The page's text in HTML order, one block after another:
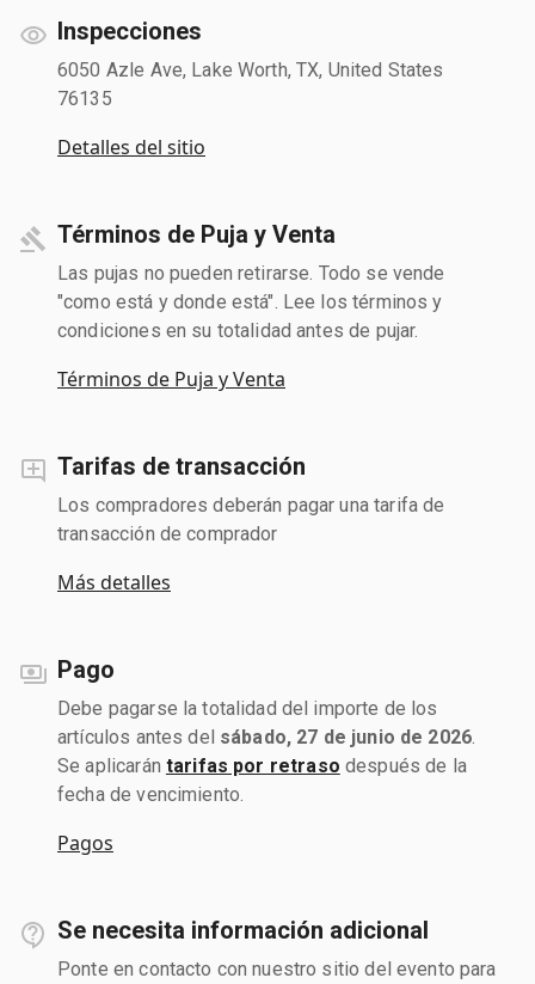
Inspecciones
6050 Azle Ave, Lake Worth, TX, United States
76135
Detalles del sitio
Términos de Puja y Venta
Las pujas no pueden retirarse. Todo se vende
"como está y donde está". Lee los términos y
condiciones en su totalidad antes de pujar.
Términos de Puja y Venta
Tarifas de transacción
Los compradores deberán pagar una tarifa de
transacción de comprador
Más detalles
Pago
Debe pagarse la totalidad del importe de los
artículos antes del sábado, 27 de junio de 2026
Se aplicarán tarifas por retraso después de la
fecha de vencimiento.
Pagos
Se necesita información adicional
Ponte en contacto con nuestro sitio del evento para